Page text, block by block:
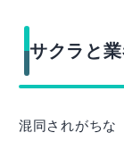
サクラと
混同されがちな